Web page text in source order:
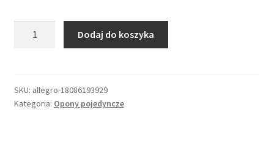
17
L301
Dodaj do koszyka
SKU: allegro-18086193929
Kategoria: Opony pojedyncze